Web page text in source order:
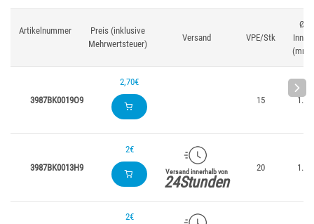
Artikelnummer
Preis (inklusive
Mehrwertsteuer)
Versand VPE/Stk
Ø
Innen
(mm)
3987BK0019O9
2,70€
15
1.9
3987BK0013H9
2€
Versand innerhalb von
24Stunden
20 1.3
2€